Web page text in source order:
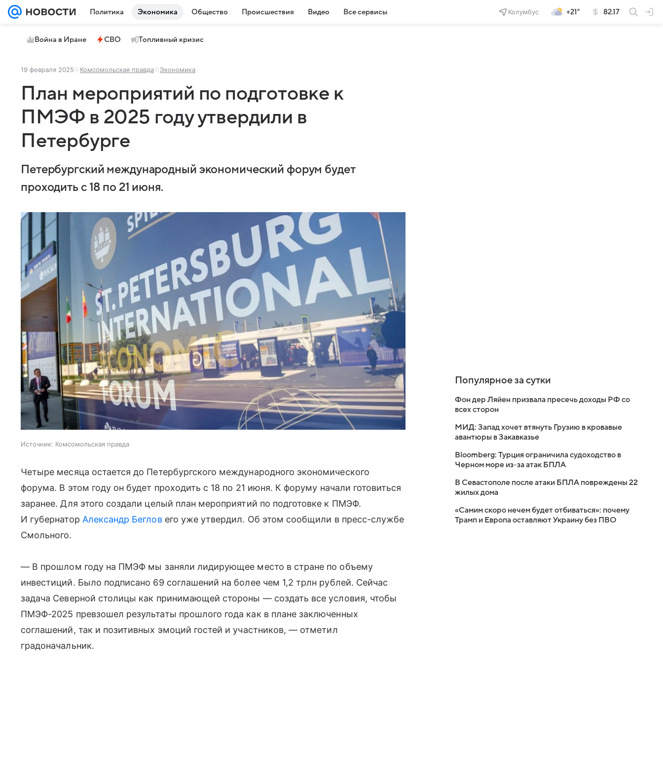
Политика Экономика Общество Происшествия Видео Все сервисы Колумбус +21° 82.17
Война в Иране СВО Топливный кризис
19 февраля 2025 Комсомольская правда Экономика
План мероприятий по подготовке к
ПМЭФ в 2025 году утвердили в
Петербурге
Петербургский международный экономический форум будет
проходить с 18 по 21 июня.
Источник: Комсомольская правда
Четыре месяца остается до Петербургского международного экономического
форума. В этом году он будет проходить с 18 по 21 июня. К форуму начали готовиться
заранее. Для этого создали целый план мероприятий по подготовке к ПМЭФ.
И губернатор Александр Бегловего уже утвердил. Об этом сообщили в пресс-службе
Смольного.
— В прошлом году на ПМЭФ мы заняли лидирующее место в стране по объему
инвестиций. Было подписано 69 соглашений на более чем 1,2 трлн рублей. Сейчас
задача Северной столицы как принимающей стороны — создать все условия, чтобы
ПМЭФ-2025 превзошел результаты прошлого года как в плане заключенных
соглашений, так и позитивных эмоций гостей и участников, — отметил
градоначальник.
Популярное за сутки
Фон дер Ляйен призвала пресечь доходы РФ со
всех сторон
МИД: Запад хочет втянуть Грузию в кровавые
авантюры в Закавказье
Bloomberg: Турция ограничила судоходство в
Черном море из-за атак БПЛА
В Севастополе после атаки БПЛА повреждены 22
жилых дома
«Самим скоро нечем будет отбиваться»: почему
Трамп и Европа оставляют Украину без ПВО